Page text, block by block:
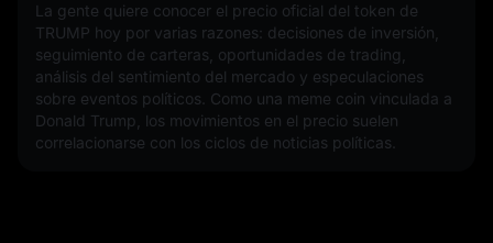
La gente quiere conocer el precio oficial del token de
TRUMP hoy por varias razones: decisiones de inversión,
seguimiento de carteras, oportunidades de trading,
análisis del sentimiento del mercado y especulaciones
sobre eventos políticos. Como una meme coin vinculada a
Donald Trump, los movimientos en el precio suelen
correlacionarse con los ciclos de noticias políticas.